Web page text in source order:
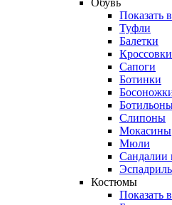
Обувь
Показать
Туфли
Балетки
Кроссовки
Сапоги
Ботинки
Слипоны
Мокасины
Мюли
Сандалии
Костюмы
Показать